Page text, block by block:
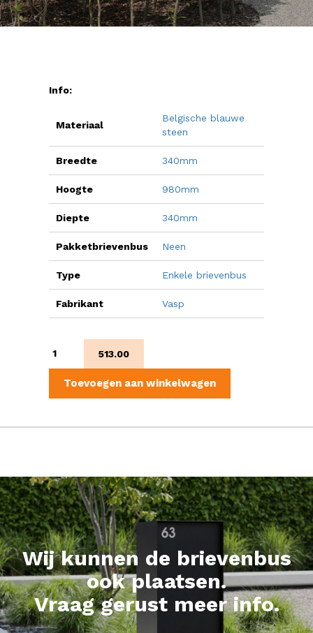
Info:
Materiaal
Belgische blauwe
steen
Breedte 340mm
Hoogte 980mm
Diepte 340mm
Pakketbrievenbus Neen
Type Enkele brievenbus
Fabrikant Vasp
aantal
513.00
Toevoegen aan winkelwagen
Wij kunnen de brievenbus
ook plaatsen.
Vraag gerust meer info.